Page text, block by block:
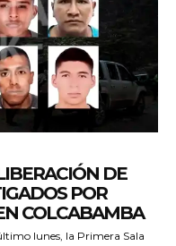
DE
POR
COLCABAMBA
lunes, la Primera Sala